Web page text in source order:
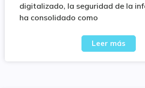
digitalizado, la seguridad de la
ha consolidado como
Leer más